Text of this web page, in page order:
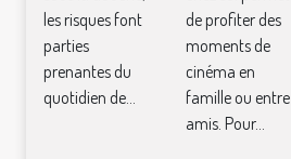
les risques font
parties
prenantes du
quotidien de...
de profiter des
moments de
cinéma en
famille ou entre
amis. Pour...